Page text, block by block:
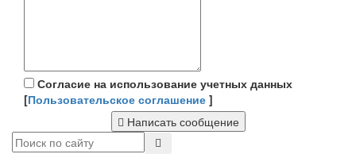
Согласие на использование учетных данных
[Пользовательское соглашение ]
Написать сообщение